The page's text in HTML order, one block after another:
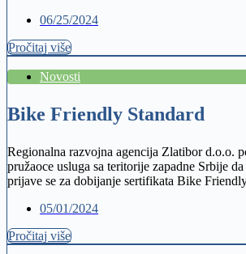
06/25/2024
Pročitaj više
Novosti
Bike Friendly Standard
Regionalna razvojna agencija Zlatibor d.o.o.
pružaoce usluga sa teritorije zapadne Srbije
prijave se za dobijanje sertifikata Bike
05/01/2024
Pročitaj više